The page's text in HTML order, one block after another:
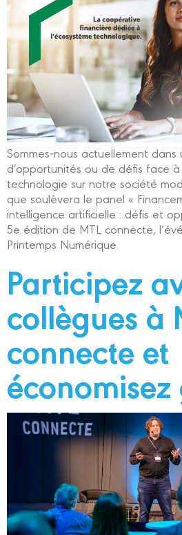
Sommes-nous actuellement dans
d’opportunités ou de défis face
technologie sur notre société
que soulèvera le panel «
intelligence artificielle : défis et
5e édition de MTL connecte,
Printemps Numérique.
Participez
collègues à
connecte et
économisez